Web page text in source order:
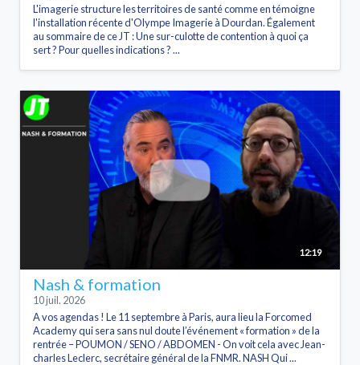
L'imagerie structure les territoires de santé comme en témoigne
l'installation récente d'Olympe Imagerie à Dourdan. Également
au sommaire de ce JT : Une sur-culotte de contention à quoi ça
sert ? Pour quelles indications ? ...
12:19
Nash & formation
10 juil. 2026
A vos agendas ! Le 11 septembre à Paris, aura lieu la Forcomed
Academy qui sera sans nul doute l’événement « formation » de la
rentrée – POUMON / SENO / ABDOMEN - On voit cela avec Jean-
charles Leclerc, secrétaire général de la FNMR. NASH Qui ...